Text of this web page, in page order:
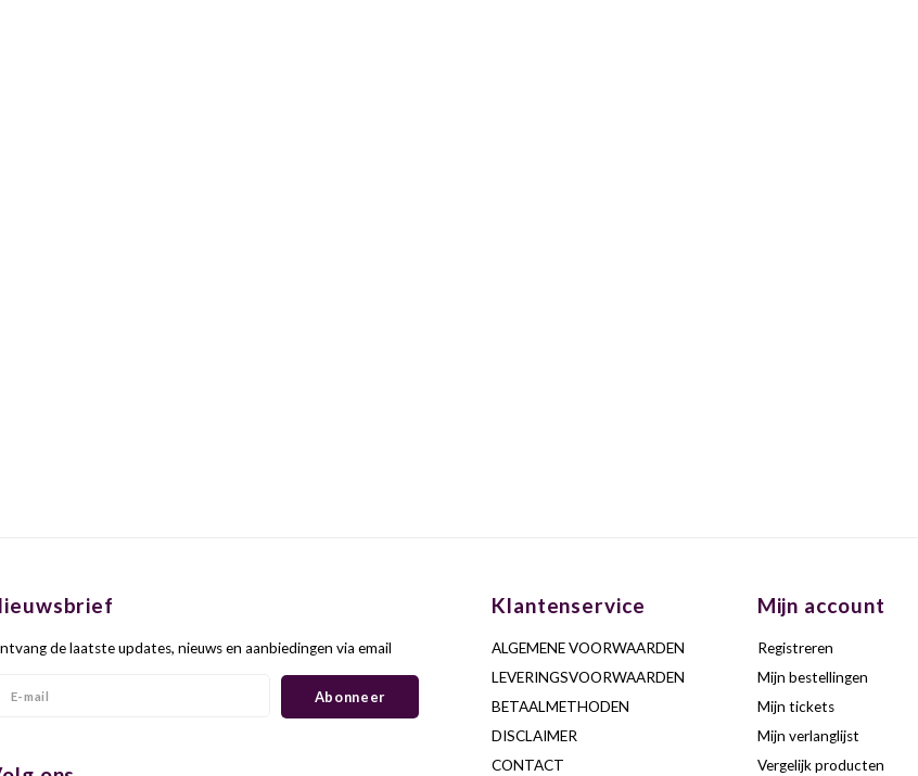
de laatste updates, nieuws en aanbiedingen via email
Abonneer
Klantenservice
ALGEMENE VOORWAARDEN
LEVERINGSVOORWAARDEN
BETAALMETHODEN
DISCLAIMER
CONTACT
Mijn account
Registreren
Mijn bestellingen
Mijn tickets
Mijn verlanglijst
Vergelijk producten